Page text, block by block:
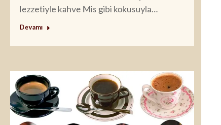
lezzetiyle kahve Mis gibi kokusuyla…
Devamı